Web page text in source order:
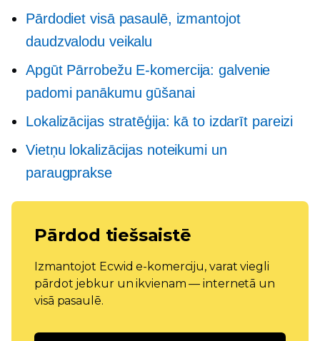
Pārdodiet visā pasaulē, izmantojot
daudzvalodu veikalu
Apgūt Pārrobežu E-komercija: galvenie
padomi panākumu gūšanai
Lokalizācijas stratēģija: kā to izdarīt pareizi
Vietņu lokalizācijas noteikumi un
paraugprakse
Pārdod tiešsaistē
Izmantojot Ecwid e-komerciju, varat viegli
pārdot jebkur un ikvienam — internetā un
visā pasaulē.